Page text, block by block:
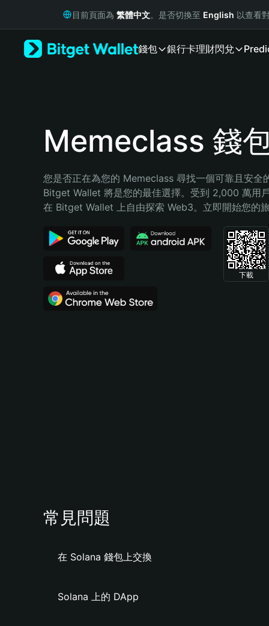
Русский
Bahasa Indonesia
Español (Argentina)
目前頁面為 繁體中文。是否切換至 English 以查看
錢包 銀行卡理財閃兌
Memeclass 錢
您是否正在為您的 Memeclass 尋找一個可靠且安全
Bitget Wallet 將是您的最佳選擇。受到 2,000 萬用
在 Bitget Wallet 上自由探索 Web3。立即開始您的
下載
常見問題
在 Solana 錢包上交換
Solana 上的 DApp